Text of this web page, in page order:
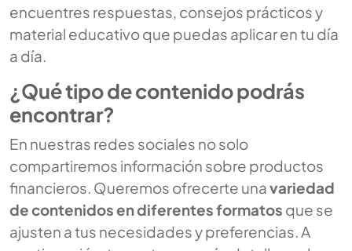
encuentres respuestas, consejos prácticos y
material educativo que puedas aplicar en tu día
a día.
¿Qué tipo de contenido podrás
encontrar?
En nuestras redes sociales no solo
compartiremos información sobre productos
financieros. Queremos ofrecerte unavariedad
de contenidos en diferentes formatos que se
ajusten a tus necesidades y preferencias. A